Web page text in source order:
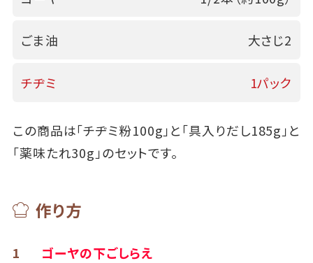
ごま油 大さじ2
チヂミ 1パック
この商品は「チヂミ粉100g」と「具入りだし185g」と
「薬味たれ30g」のセットです。
作り方
1
ゴーヤの下ごしらえ